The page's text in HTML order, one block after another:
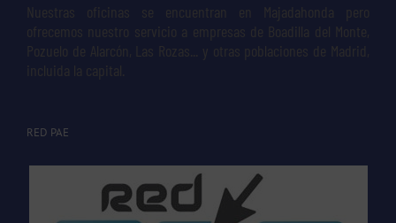
Nuestras oficinas se encuentran en Majadahonda pero
ofrecemos nuestro servicio a empresas de Boadilla del Monte,
Pozuelo de Alarcón, Las Rozas... y otras poblaciones de Madrid,
incluida la capital.
RED PAE